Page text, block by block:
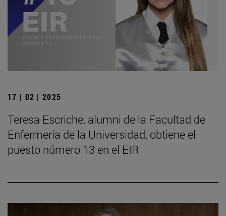
17 | 02 | 2025
Teresa Escriche, alumni de la Facultad de
Enfermería de la Universidad, obtiene el
puesto número 13 en el EIR